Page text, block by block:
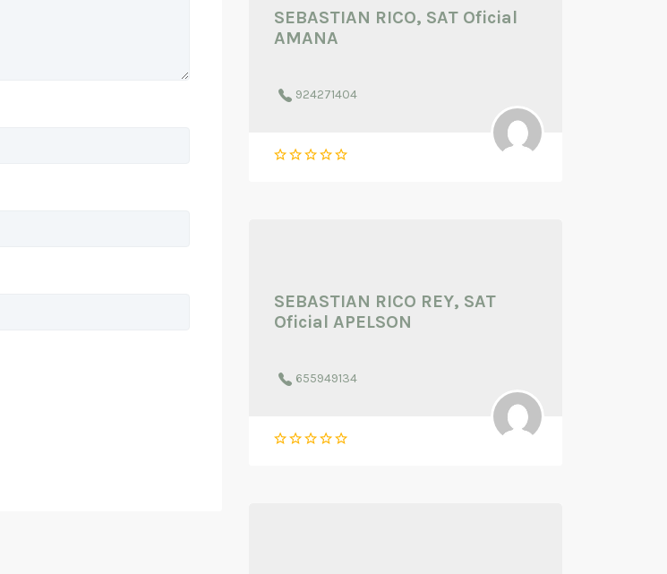
SEBASTIAN RICO, SAT Oficial
AMANA
924271404
SEBASTIAN RICO REY, SAT
Oficial APELSON
655949134